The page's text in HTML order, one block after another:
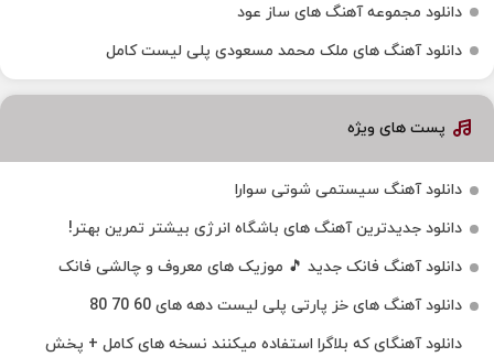
دانلود مجموعه آهنگ های ساز عود
دانلود آهنگ های ملک‌ محمد مسعودی پلی لیست کامل
پست های ویژه
دانلود آهنگ سیستمی شوتی سوارا
دانلود جدیدترین آهنگ‌ های باشگاه انرژی بیشتر تمرین بهتر!
دانلود آهنگ فانک جدید 🎵 موزیک‌ های معروف و چالشی فانک
دانلود آهنگ های خز پارتی پلی لیست دهه های 60 70 80
دانلود آهنگای که بلاگرا استفاده میکنند نسخه های کامل + پخش